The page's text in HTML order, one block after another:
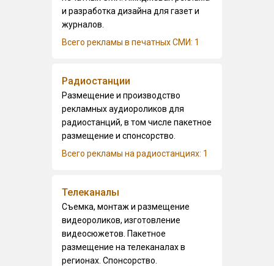
и разработка дизайна для газет и
журналов.
Всего рекламы в печатных СМИ: 1
Радиостанции
Размещение и производство
рекламных аудиороликов для
радиостанций, в том числе пакетное
размещение и спонсорство.
Всего рекламы на радиостанциях: 1
Телеканалы
Съемка, монтаж и размещение
видеороликов, изготовление
видеосюжетов. Пакетное
размещение на телеканалах в
регионах. Спонсорство.